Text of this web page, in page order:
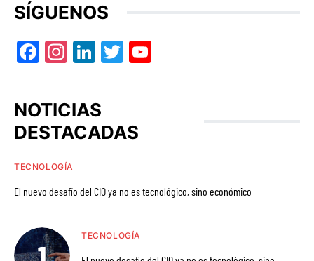
SÍGUENOS
Facebook
Instagram
LinkedIn
Twitter
NOTICIAS
DESTACADAS
TECNOLOGÍA
El nuevo desafío del CIO ya no es tecnológico, sino económico
TECNOLOGÍA